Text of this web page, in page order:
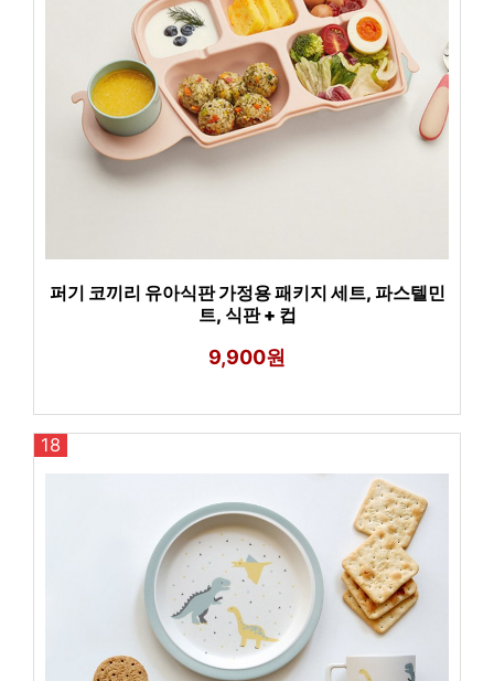
퍼기 코끼리 유아식판 가정용 패키지 세트, 파스텔민
트, 식판 + 컵
9,900원
18